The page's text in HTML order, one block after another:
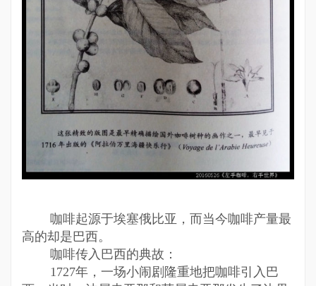
咖啡起源于埃塞俄比亚，而当今咖啡产量最
高的却是巴西。
咖啡传入巴西的典故：
1727年，一场小闹剧隆重地把咖啡引入巴